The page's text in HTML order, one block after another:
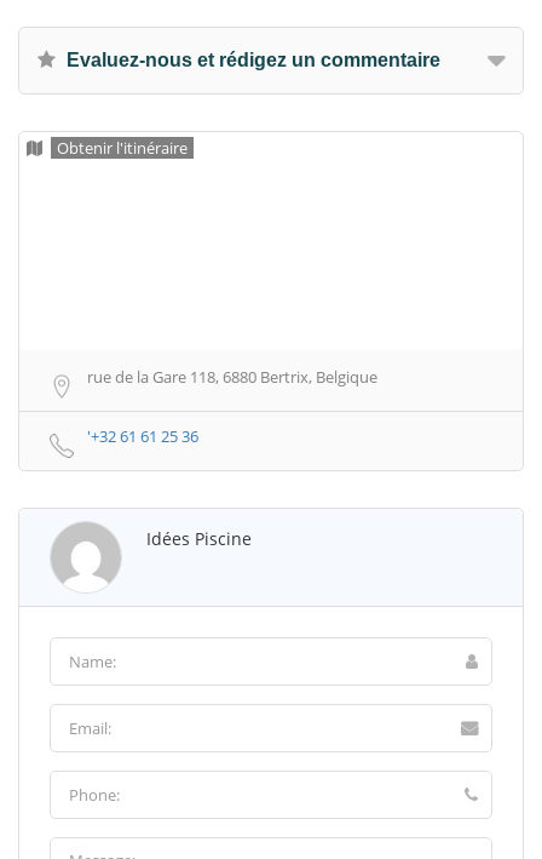
Evaluez-nous et rédigez un commentaire
Obtenir l'itinéraire
rue de la Gare 118, 6880 Bertrix, Belgique
'+32 61 61 25 36
Idées Piscine